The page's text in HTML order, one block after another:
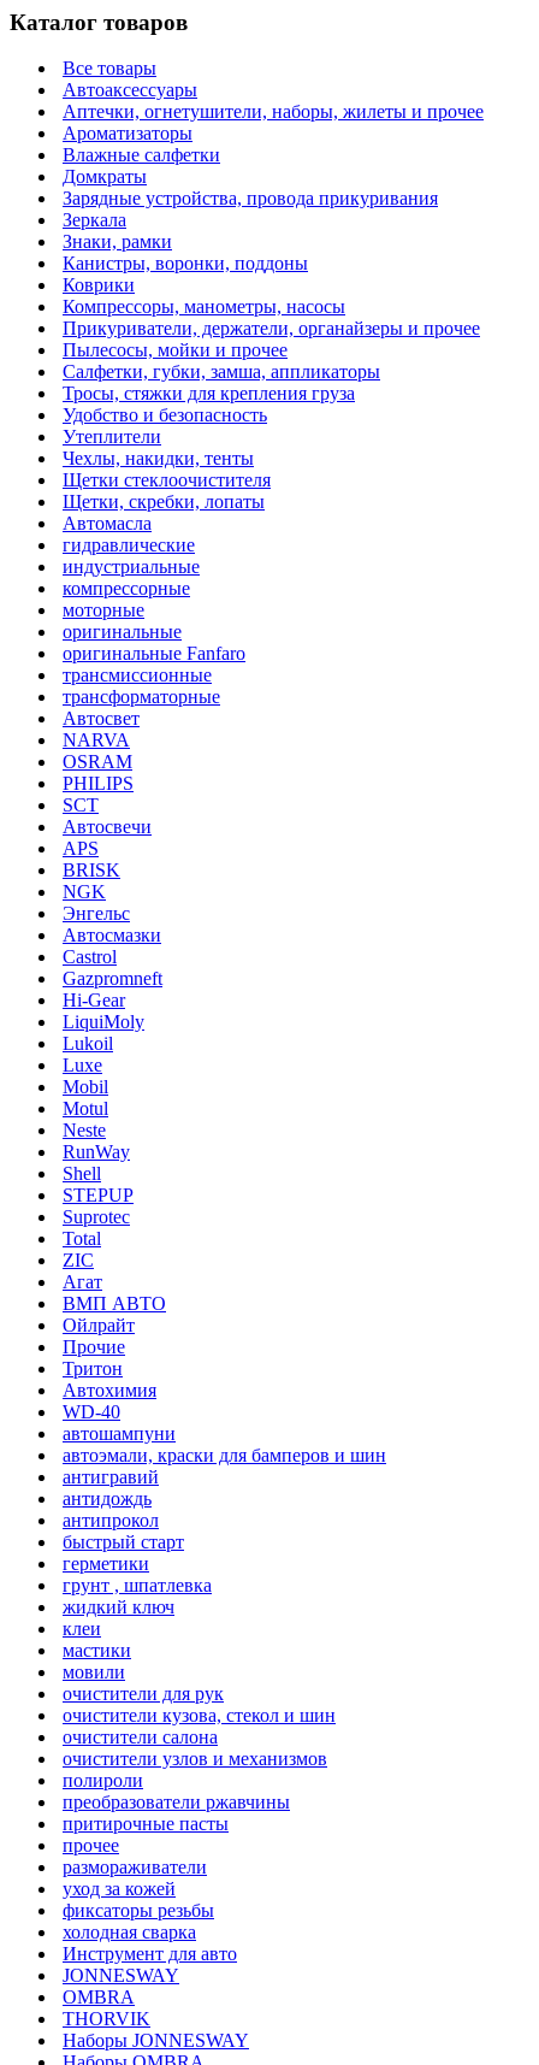
Каталог товаров
Все товары
Автоаксессуары
Аптечки, огнетушители, наборы, жилеты и прочее
Ароматизаторы
Влажные салфетки
Домкраты
Зарядные устройства, провода прикуривания
Зеркала
Знаки, рамки
Канистры, воронки, поддоны
Коврики
Компрессоры, манометры, насосы
Прикуриватели, держатели, органайзеры и прочее
Пылесосы, мойки и прочее
Салфетки, губки, замша, аппликаторы
Тросы, стяжки для крепления груза
Удобство и безопасность
Утеплители
Чехлы, накидки, тенты
Щетки стеклоочистителя
Щетки, скребки, лопаты
Автомасла
гидравлические
индустриальные
компрессорные
моторные
оригинальные
оригинальные Fanfaro
трансмиссионные
трансформаторные
Автосвет
NARVA
OSRAM
PHILIPS
SCT
Автосвечи
APS
BRISK
NGK
Энгельс
Автосмазки
Castrol
Gazpromneft
Hi-Gear
LiquiMoly
Lukoil
Luxe
Mobil
Motul
Neste
RunWay
Shell
STEPUP
Suprotec
Total
ZIC
Агат
ВМП АВТО
Ойлрайт
Прочие
Тритон
Автохимия
WD-40
автошампуни
автоэмали, краски для бамперов и шин
антигравий
антидождь
антипрокол
быстрый старт
герметики
грунт , шпатлевка
жидкий ключ
клеи
мастики
мовили
очистители для рук
очистители кузова, стекол и шин
очистители салона
очистители узлов и механизмов
полироли
преобразователи ржавчины
притирочные пасты
прочее
размораживатели
уход за кожей
фиксаторы резьбы
холодная сварка
Инструмент для авто
JONNESWAY
OMBRA
THORVIK
Наборы JONNESWAY